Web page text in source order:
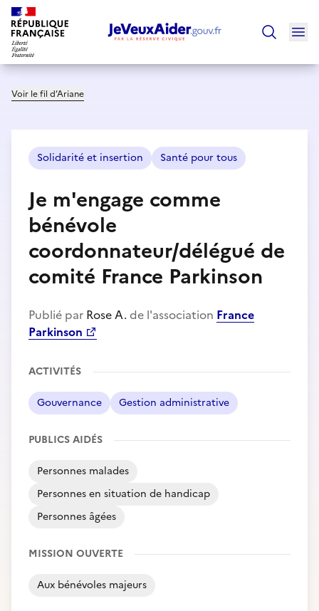
Voir le fil d’Ariane
Solidarité et insertion Santé pour tous
Je m'engage comme
bénévole
coordonnateur/délégué de
comité France Parkinson
Publié par Rose A. de l'association France
Parkinson
ACTIVITÉS
Gouvernance Gestion administrative
PUBLICS AIDÉS
Personnes malades
Personnes en situation de handicap
Personnes âgées
MISSION OUVERTE
Aux bénévoles majeurs